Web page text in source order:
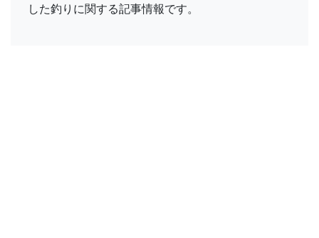
した釣りに関する記事情報です。